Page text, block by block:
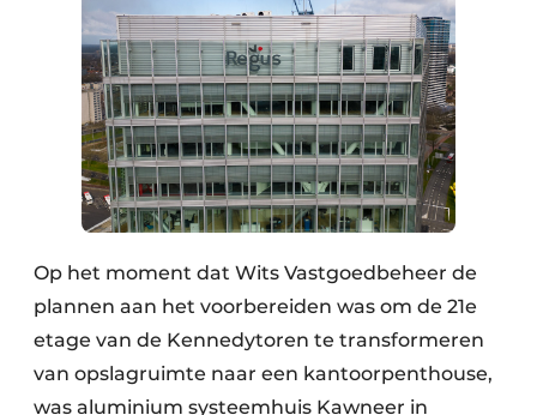
Op het moment dat Wits Vastgoedbeheer de
plannen aan het voorbereiden was om de 21e
etage van de Kennedytoren te transformeren
van opslagruimte naar een kantoorpenthouse,
was aluminium systeemhuis Kawneer in